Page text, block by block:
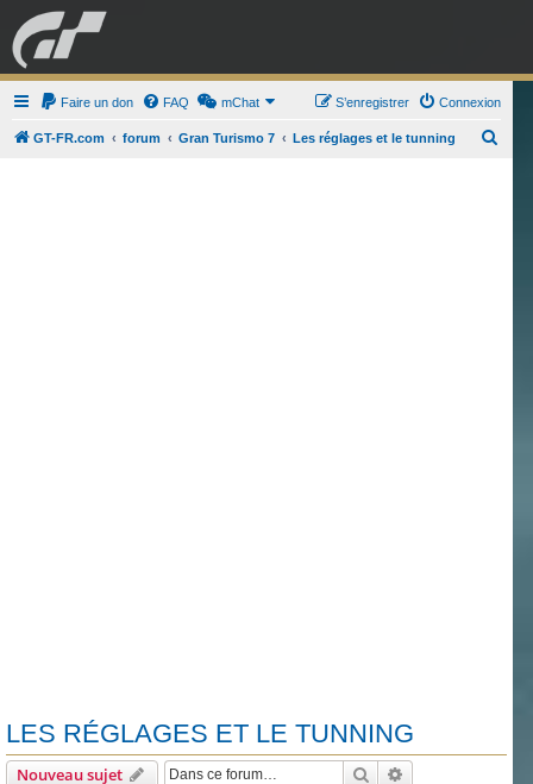
GRAN TURISMO FORUM
Faire un don FAQ mChat Connexion
S’enregistrer
GT-FR.com forum Gran Turismo 7 Les réglages et le tunning
LES RÉGLAGES ET LE TUNNING
Nouveau sujet Rechercher